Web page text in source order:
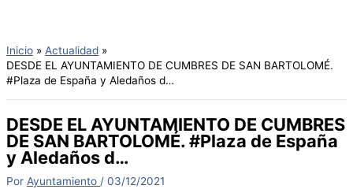
Inicio
Actualidad
DESDE EL AYUNTAMIENTO DE CUMBRES DE SAN BARTOLOMÉ.
#Plaza de España y Aledaños d…
DESDE EL AYUNTAMIENTO DE CUMBRES
DE SAN BARTOLOMÉ. #Plaza de España
y Aledaños d…
Por Ayuntamiento / 03/12/2021